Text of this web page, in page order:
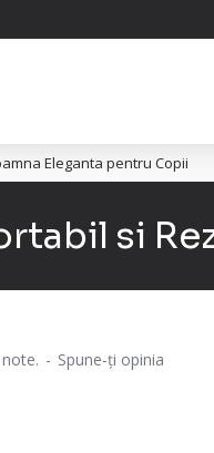
Eleganta pentru Copii
si
- Spune-ţi opinia